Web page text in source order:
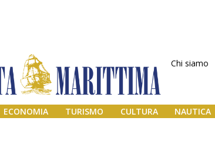
Chi siamo
ECONOMIA TURISMO CULTURA NAUTICA